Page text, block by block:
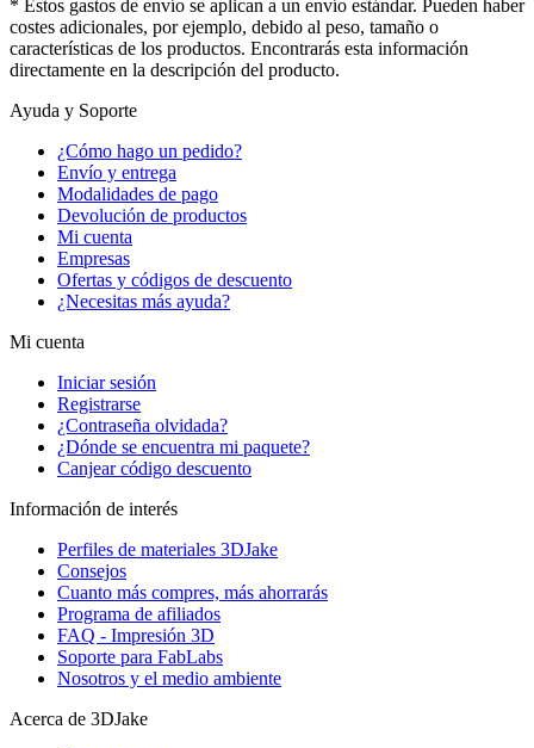
* Estos gastos de envío se aplican a un envío estándar. Pueden haber
costes adicionales, por ejemplo, debido al peso, tamaño o
características de los productos. Encontrarás esta información
directamente en la descripción del producto.
Ayuda y Soporte
¿Cómo hago un pedido?
Envío y entrega
Modalidades de pago
Devolución de productos
Mi cuenta
Empresas
Ofertas y códigos de descuento
¿Necesitas más ayuda?
Mi cuenta
Iniciar sesión
Registrarse
¿Contraseña olvidada?
¿Dónde se encuentra mi paquete?
Canjear código descuento
Información de interés
Perfiles de materiales 3DJake
Consejos
Cuanto más compres, más ahorrarás
Programa de afiliados
FAQ - Impresión 3D
Soporte para FabLabs
Nosotros y el medio ambiente
Acerca de 3DJake